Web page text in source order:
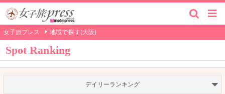
女子旅プレス 地域で探す(大阪)
Spot Ranking
デイリーランキング